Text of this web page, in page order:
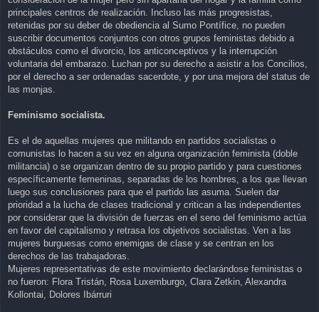
principales centros de realización. Incluso las más progresistas,
retenidas por su deber de obediencia al Sumo Pontífice, no pueden
suscribir documentos conjuntos con otros grupos feministas debido a
obstáculos como el divorcio, los anticonceptivos y la interrupción
voluntaria del embarazo. Luchan por su derecho a asistir a los Concilios,
por el derecho a ser ordenadas sacerdote, y por una mejora del status de
las monjas.
Feminismo socialista.
Es el de aquellas mujeres que militando en partidos socialistas o
comunistas lo hacen a su vez en alguna organización feminista (doble
militancia) o se organizan dentro de su propio partido y para cuestiones
específicamente femeninas, separadas de los hombres, a los que llevan
luego sus conclusiones para que el partido las asuma. Suelen dar
prioridad a la lucha de clases tradicional y critican a las independientes
por considerar que la división de fuerzas en el seno del feminismo actúa
en favor del capitalismo y retrasa los objetivos socialistas. Ven a las
mujeres burguesas como enemigas de clase y se centran en los
derechos de las trabajadoras.
Mujeres representativas de este movimiento declarándose feministas o
no fueron: Flora Tristán, Rosa Luxemburgo, Clara Zetkin, Alexandra
Kollontai, Dolores Ibárruri